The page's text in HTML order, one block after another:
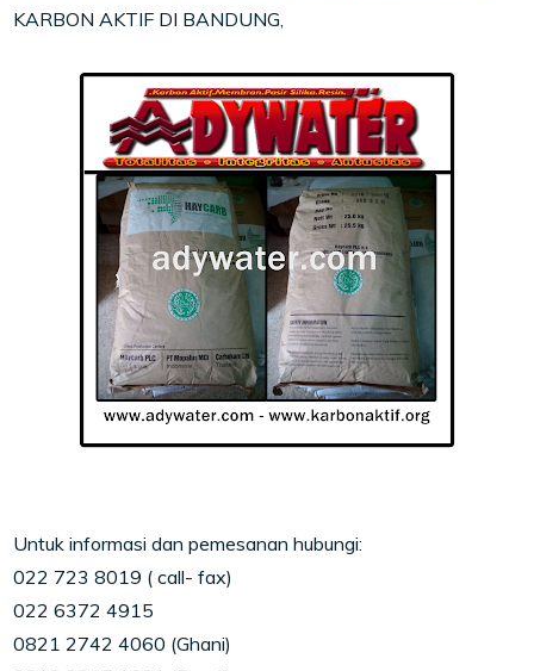
KARBON AKTIF DI BANDUNG,
Untuk informasi dan pemesanan hubungi:
022 723 8019 ( call- fax)
022 6372 4915
0821 2742 4060 (Ghani)